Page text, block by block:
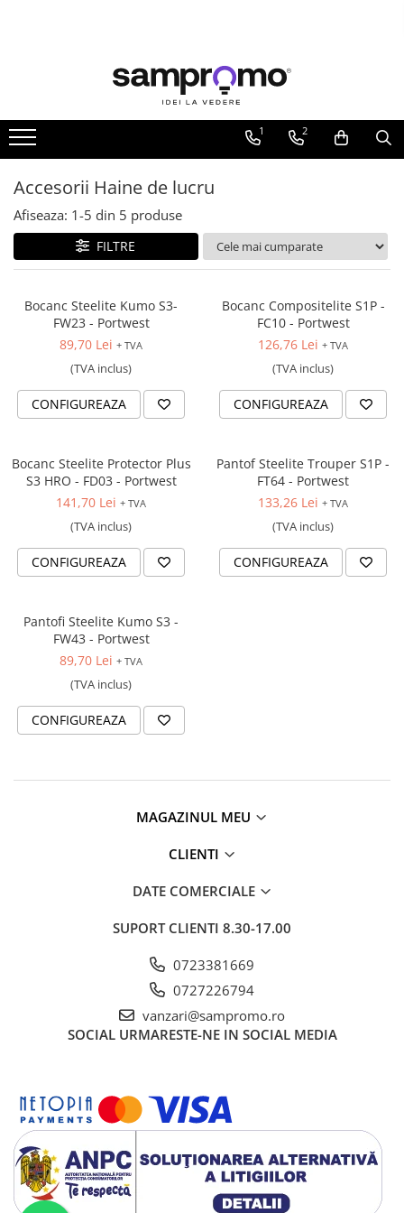
Agende datate
Agende nedatate
Agende saptamanale
Calendare de perete
Calendare de birou
Instrumente de scris personalizate
Pixuri plastic personalizate
Pixuri metalice personalizate
Pixuri ecologice personalizate
Creioane personalizate
personalizate
Markere evidentiatoare text
personalizate
Printuri mici
Afise
Bloc notes
Carti de vizita
Plicuri personalizate
Taloane auto personalizabile
Printuri mari
Banner publicitar
Haine de lucru personalizate
Accesorii Haine de lucru
Sacose bumbac
Sacose hartie
Sacose material reciclat
Sacose poliester
1 2
Accesorii Haine de lucru
Afiseaza: 1-5 din 5 produse
FILTRE
Bocanc Steelite Kumo S3-
FW23 - Portwest
89,70 Lei + TVA
(TVA inclus)
CONFIGUREAZA
Bocanc Compositelite S1P -
FC10 - Portwest
126,76 Lei + TVA
(TVA inclus)
CONFIGUREAZA
Bocanc Steelite Protector Plus
S3 HRO - FD03 - Portwest
141,70 Lei + TVA
(TVA inclus)
CONFIGUREAZA
Pantof Steelite Trouper S1P -
FT64 - Portwest
133,26 Lei + TVA
(TVA inclus)
CONFIGUREAZA
Pantofi Steelite Kumo S3 -
FW43 - Portwest
89,70 Lei + TVA
(TVA inclus)
CONFIGUREAZA
MAGAZINUL MEU
CLIENTI
DATE COMERCIALE
SUPORT CLIENTI 8.30-17.00
0723381669
0727226794
vanzari@sampromo.ro
SOCIAL URMARESTE-NE IN SOCIAL MEDIA